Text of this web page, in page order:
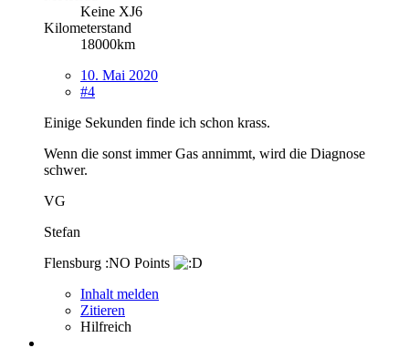
Keine XJ6
Kilometerstand
18000km
10. Mai 2020
#4
Einige Sekunden finde ich schon krass.
Wenn die sonst immer Gas annimmt, wird die Diagnose
schwer.
VG
Stefan
Flensburg :NO Points
Inhalt melden
Zitieren
Hilfreich